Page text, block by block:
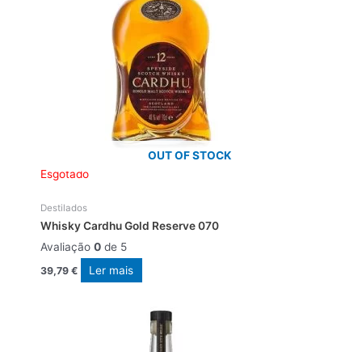
OUT OF STOCK
Esgotado
Destilados
Whisky Cardhu Gold Reserve 070
Avaliação 0 de 5
39,79 € Ler mais